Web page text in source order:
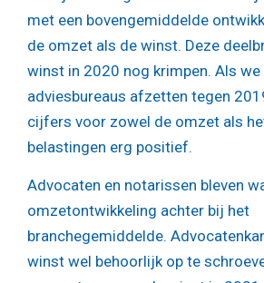
met een bovengemiddelde
de omzet als de winst. Deze
winst in 2020 nog krimpen. Als
adviesbureaus afzetten tegen
cijfers voor zowel de omzet als
belastingen erg positief.
Advocaten en notarissen bleven
omzetontwikkeling achter bij het
branchegemiddelde.
winst wel behoorlijk op te